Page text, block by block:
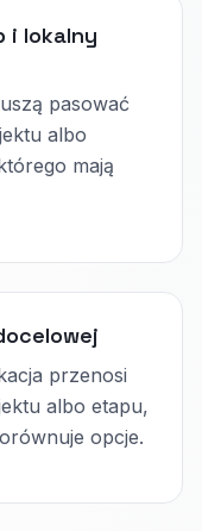
i lokalny
pasować
albo
mają
przenosi
albo etapu,
opcje.